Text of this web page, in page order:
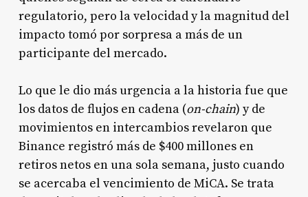
regulatorio, pero la velocidad y la magnitud del
impacto tomó por sorpresa a más de un
participante del mercado.
Lo que le dio más urgencia a la historia fue que
los datos de flujos en cadena (on-chain) y de
movimientos en intercambios revelaron que
Binance registró más de $400 millones en
retiros netos en una sola semana, justo cuando
se acercaba el vencimiento de MiCA. Se trata